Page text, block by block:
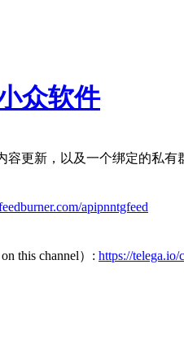
众软件
更新，以及一个绑定的私有
apipnntgfeed
this channel）: https://telega.io/